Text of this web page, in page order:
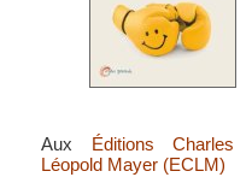
Aux Éditions Charles
Léopold Mayer (ECLM)